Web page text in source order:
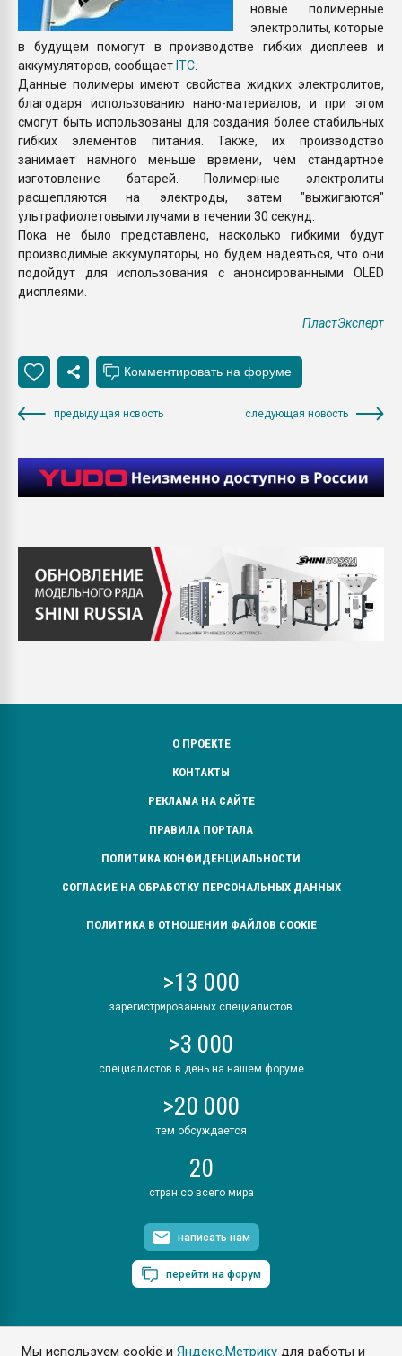
Мы используем cookie иЯндекс.Метрику для работы и
новые полимерные
электролиты, которые
в будущем помогут в производстве гибких дисплеев и
аккумуляторов, сообщаетITC
Данные полимеры имеют свойства жидких электролитов,
благодаря использованию нано-материалов, и при этом
смогут быть использованы для создания более стабильных
гибких элементов питания. Также, их производство
занимает намного меньше времени, чем стандартное
изготовление батарей. Полимерные электролиты
расщепляются на электроды, затем "выжигаются"
ультрафиолетовыми лучами в течении 30 секунд.
Пока не было представлено, насколько гибкими будут
производимые аккумуляторы, но будем надеяться, что они
подойдут для использования c анонсированными OLED
дисплеями.
ПластЭксперт
предыдущая новость следующая новость
О ПРОЕКТЕ
КОНТАКТЫ
РЕКЛАМА НА САЙТЕ
ПРАВИЛА ПОРТАЛА
ПОЛИТИКА КОНФИДЕНЦИАЛЬНОСТИ
СОГЛАСИЕ НА ОБРАБОТКУ ПЕРСОНАЛЬНЫХ ДАННЫХ
ПОЛИТИКА В ОТНОШЕНИИ ФАЙЛОВ COOKIE
>13 000
зарегистрированных специалистов
>3 000
специалистов в день на нашем форуме
>20 000
тем обсуждается
20
стран со всего мира
написать нам
перейти на форум
ПластЭксперт © 2006. Все права защищены